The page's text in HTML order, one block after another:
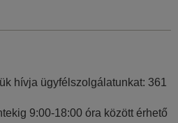
hívja ügyfélszolgálatunkat: 361
9:00-18:00 óra között érhető